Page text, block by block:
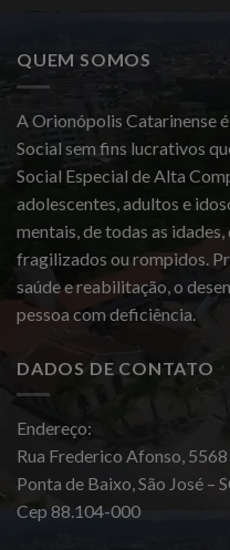
QUEM SOMOS
A Orionópolis Catarinense
Social sem fins lucrativos
Social Especial de Alta
adolescentes, adultos e
mentais, de todas as
fragilizados ou rompidos.
saúde e reabilitação, o
pessoa com deficiência.
DADOS DE CONTATO
Endereço:
Rua Frederico Afonso, 5568
Ponta de Baixo, São José –
Cep 88.104-000